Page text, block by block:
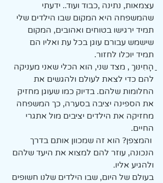
עצמאות, נתינה ,כבוד ועוד.. ידעתי
שהמשפחה היא המקום שבו הילדים שלי
תמיד ירגישו בטוחים ואהובים, המקום
שישמש עבורם עוגן בכל עת ואליו הם
תמיד יוכלו לחזור.
ַַַַַַהָחִינוּךְ , מצד שני, הוא הכלי שאני מעניקה
להם כדי לצאת לעולם ולהגשים את
החלומות שלהם. בדיוק כמו שעוגן מחזיק
את הספינה יציבה בסערה, כך המשפחה
מחזיקה את הילדים יציבים מול אתגרי
החיים.
והמצפן? הוא זה שמכוון אותם בדרך
הנכונה, עוזר להם למצוא את היעד שלהם
ולהגיע אליו.
בעולם של היום, שבו הילדים שלנו חשופים